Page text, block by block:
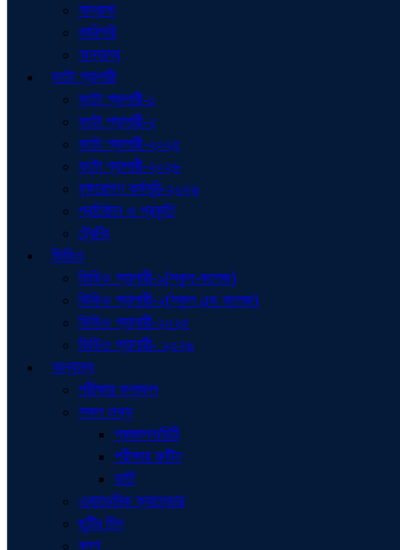
মাদ্রাসা
কারিগরি
অন্যান্য
ফটো গ্যালারী
ফটো গ্যালারী-১
ফটো গ্যালারী-২
ফটো গ্যালারী-২০২৫
ফটো গ্যালারী-২০২৬
বৃক্ষরোপণ কর্মসূচি-২০২৬
প্রতিষ্ঠান ও প্রকৃতি
ট্রেনিং
ভিডিও
ভিডিও গ্যালারী-১(স্কুল-কলেজ)
ভিডিও গ্যালারী-২(স্কুল এন্ড কলেজ)
ভিডিও গ্যালারী-২০২৫
ভিডিও গ্যালারী- ২০২৬
অন্যান্য
পরীক্ষার ফলাফল
সকল তথ্য
প্রজ্ঞাপন/চিঠি
পরীক্ষার রুটিন
ভর্তি
একাডেমিক ক্যালেন্ডার
ছুটির দিন
ব্লগ